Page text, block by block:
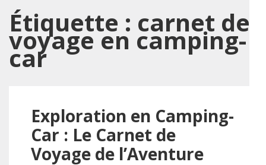
Étiquette : carnet de
voyage en camping-
car
Exploration en Camping-
Car : Le Carnet de
Voyage de l’Aventure